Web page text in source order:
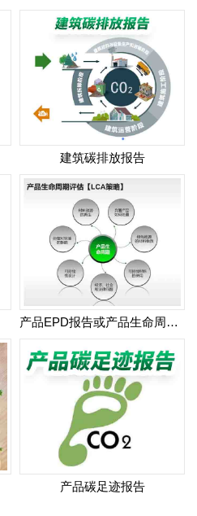
建筑碳排放报告
产品EPD报告或产品生命周期报告（LCA）
产品碳足迹报告